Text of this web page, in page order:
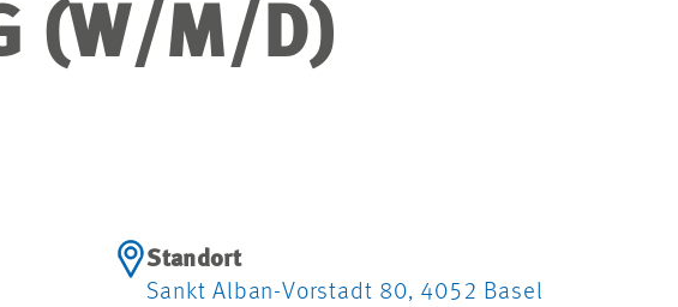
(W/M/D)
Standort
Sankt Alban-Vorstadt 80, 4052 Basel